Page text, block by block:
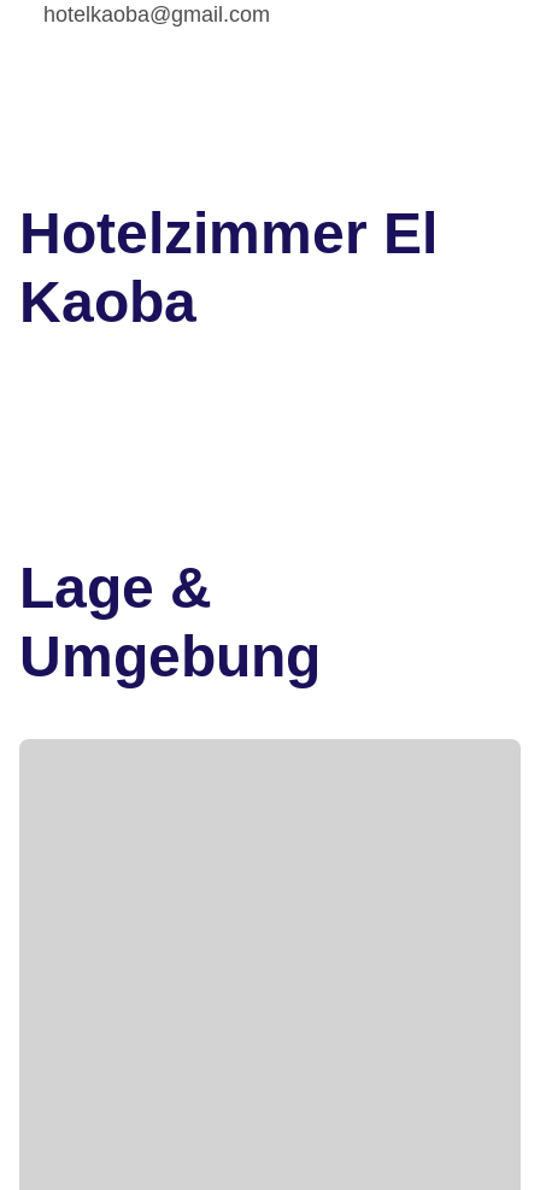
hotelkaoba@gmail.com
Hotelzimmer El
Kaoba
Lage &
Umgebung